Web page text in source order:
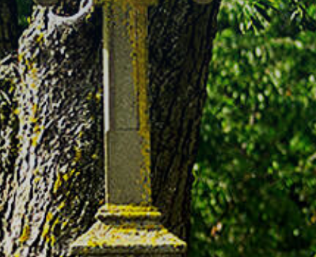
Bebauungspläne
Ortsplan